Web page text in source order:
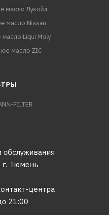
масло Лукойл
масло Nissan
Liqui Moly
масло ZIC
FILTER
г. Тюмень
центра
21:00